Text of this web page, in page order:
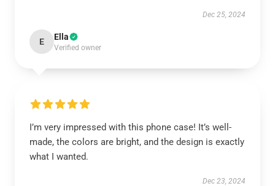
Dec 25, 2024
E Ella
Verified owner
I’m very impressed with this phone case! It’s well-
made, the colors are bright, and the design is exactly
what I wanted.
Dec 23, 2024